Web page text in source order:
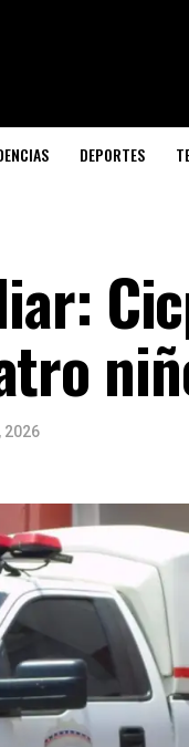
DEPORTES
2026